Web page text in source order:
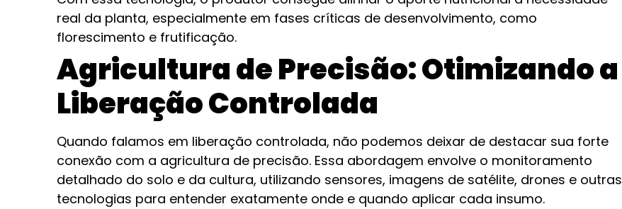
real da planta, especialmente em fases críticas de desenvolvimento, como
florescimento e frutificação.
Agricultura de Precisão: Otimizando a
Liberação Controlada
Quando falamos em liberação controlada, não podemos deixar de destacar sua forte
conexão com a agricultura de precisão. Essa abordagem envolve o monitoramento
detalhado do solo e da cultura, utilizando sensores, imagens de satélite, drones e outras
tecnologias para entender exatamente onde e quando aplicar cada insumo.